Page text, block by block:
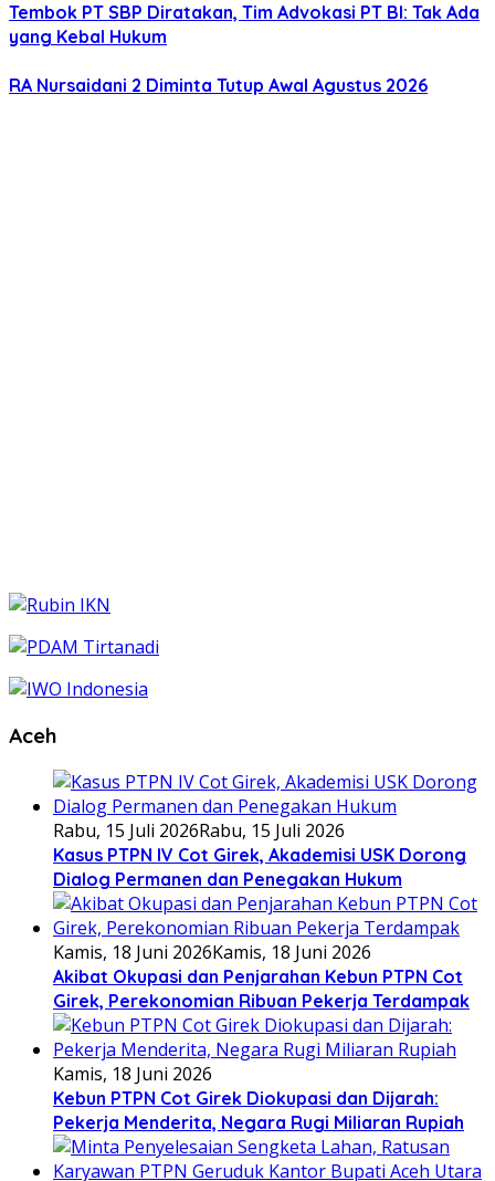
Tembok PT SBP Diratakan, Tim Advokasi PT BI: Tak Ada
yang Kebal Hukum
RA Nursaidani 2 Diminta Tutup Awal Agustus 2026
Aceh
Rabu, 15 Juli 2026Rabu, 15 Juli 2026
Kasus PTPN IV Cot Girek, Akademisi USK Dorong
Dialog Permanen dan Penegakan Hukum
Kamis, 18 Juni 2026Kamis, 18 Juni 2026
Akibat Okupasi dan Penjarahan Kebun PTPN Cot
Girek, Perekonomian Ribuan Pekerja Terdampak
Kamis, 18 Juni 2026
Kebun PTPN Cot Girek Diokupasi dan Dijarah:
Pekerja Menderita, Negara Rugi Miliaran Rupiah